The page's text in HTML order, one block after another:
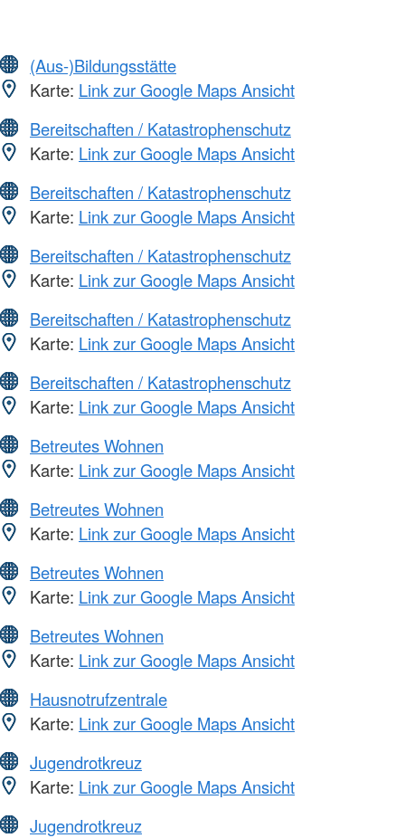
(Aus-)Bildungsstätte
Karte: Link zur Google Maps Ansicht
Bereitschaften / Katastrophenschutz
Karte: Link zur Google Maps Ansicht
Bereitschaften / Katastrophenschutz
Karte: Link zur Google Maps Ansicht
Bereitschaften / Katastrophenschutz
Karte: Link zur Google Maps Ansicht
Bereitschaften / Katastrophenschutz
Karte: Link zur Google Maps Ansicht
Bereitschaften / Katastrophenschutz
Karte: Link zur Google Maps Ansicht
Betreutes Wohnen
Karte: Link zur Google Maps Ansicht
Betreutes Wohnen
Karte: Link zur Google Maps Ansicht
Betreutes Wohnen
Karte: Link zur Google Maps Ansicht
Betreutes Wohnen
Karte: Link zur Google Maps Ansicht
Hausnotrufzentrale
Karte: Link zur Google Maps Ansicht
Jugendrotkreuz
Karte: Link zur Google Maps Ansicht
Jugendrotkreuz